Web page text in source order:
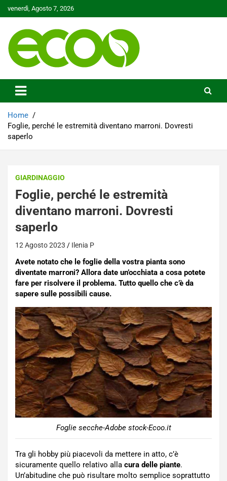
to
venerdì, Agosto 7, 2026
Ecoo.it
Home
Foglie, perché le estremità diventano marroni. Dovresti
saperlo
GIARDINAGGIO
Foglie, perché le estremità
diventano marroni. Dovresti
saperlo
12 Agosto 2023 Ilenia P
Avete notato che le foglie della vostra pianta sono
diventate marroni? Allora date un’occhiata a cosa potete
fare per risolvere il problema. Tutto quello che c’è da
sapere sulle possibili cause.
Foglie secche-Adobe stock-Ecoo.it
Tra gli hobby più piacevoli da mettere in atto, c’è
sicuramente quello relativo alla cura delle piante.
Un’abitudine che può risultare molto semplice soprattutto